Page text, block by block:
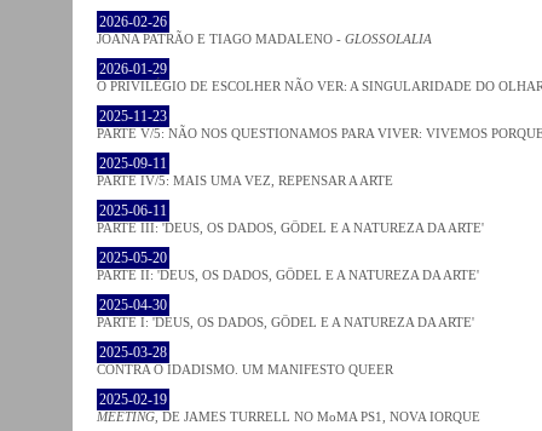
2026-02-26
JOANA PATRÃO E TIAGO MADALENO - GLOSSOLALIA
2026-01-29
O PRIVILÉGIO DE ESCOLHER NÃO VER: A SINGULARIDADE DO
2025-11-23
PARTE V/5: NÃO NOS QUESTIONAMOS PARA VIVER: VIVEMOS
2025-09-11
PARTE IV/5: MAIS UMA VEZ, REPENSAR A ARTE
2025-06-11
PARTE III: 'DEUS, OS DADOS, GÖDEL E A NATUREZA DA ARTE'
2025-05-20
PARTE II: 'DEUS, OS DADOS, GÖDEL E A NATUREZA DA ARTE'
2025-04-30
PARTE I: 'DEUS, OS DADOS, GÖDEL E A NATUREZA DA ARTE'
2025-03-28
CONTRA O IDADISMO. UM MANIFESTO QUEER
2025-02-19
MEETING , DE JAMES TURRELL NO MoMA PS1, NOVA IORQUE